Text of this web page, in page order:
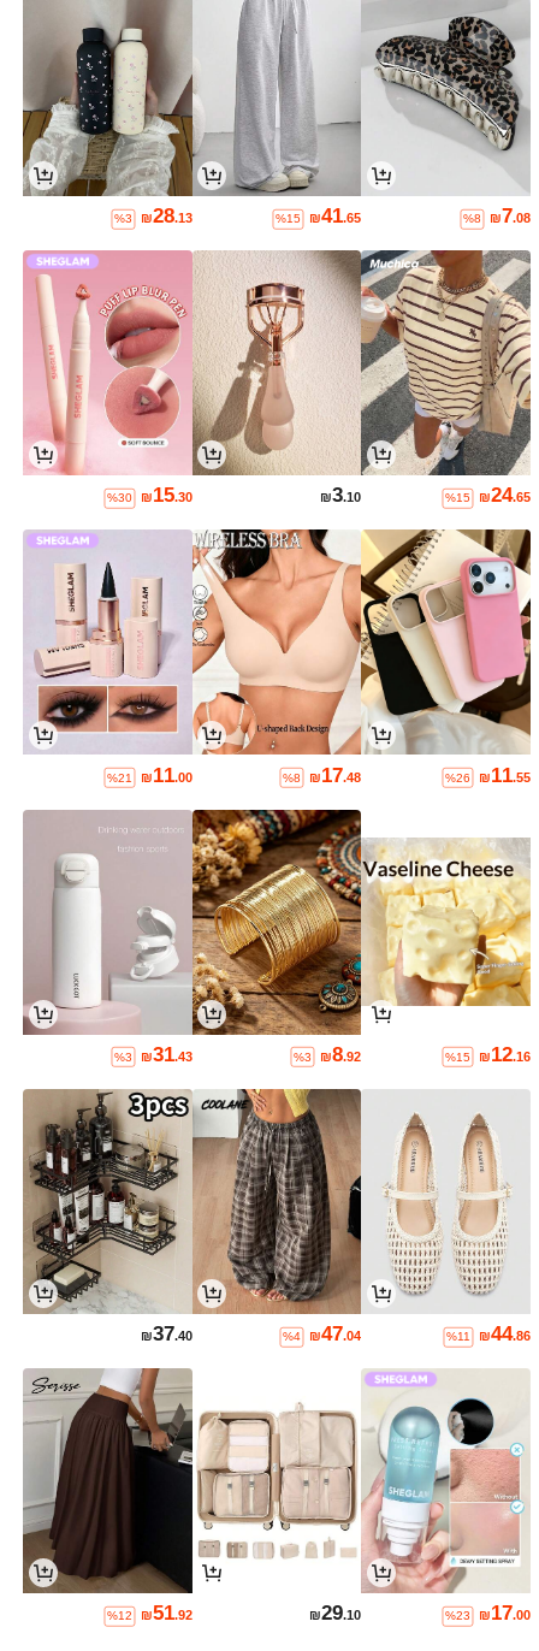
₪7.08
%8
₪41.65
%15
₪28.13
%3
₪24.65
%15
₪3.10
₪15.30
%30
₪11.55
%26
₪17.48
%8
₪11.00
%21
₪12.16
%15
₪8.92
%3
₪31.43
%3
₪44.86
%11
₪47.04
%4
₪37.40
₪17.00
%23
₪29.10
₪51.92
%12